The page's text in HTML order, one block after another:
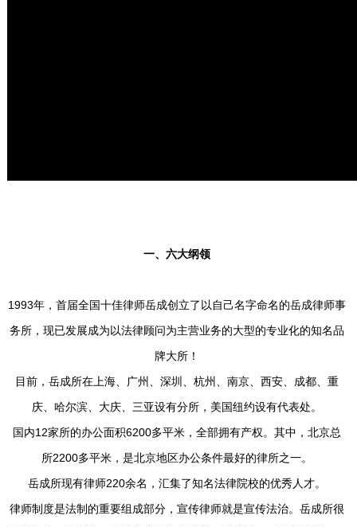
一、六大纲领
1993年，首届全国十佳律师岳成创立了以自己名字命名的岳成律师事
务所，现已发展成为以法律顾问为主营业务的大型的专业化的知名品
牌大所！
目前，岳成所在上海、广州、深圳、杭州、南京、西安、成都、重
庆、哈尔滨、大庆、三亚设有分所，美国纽约设有代表处。
国内12家所的办公面积6200多平米，全部拥有产权。其中，北京总
所2200多平米，是北京地区办公条件最好的律所之一。
岳成所现有律师220余名，汇集了知名法律院校的优秀人才。
律师制度是法制的重要组成部分，宣传律师就是宣传法治。岳成所很